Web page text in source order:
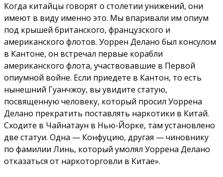
Когда китайцы говорят о столетии унижений, они
имеют в виду именно это. Мы впаривали им опиум
под крышей британского, французского и
американского флотов. Уоррен Делано был консулом
в Кантоне, он встречал первые корабли
американского флота, участвовавшие в Первой
опиумной войне. Если приедете в Кантон, то есть
нынешний Гуанчжоу, вы увидите статую,
посвященную человеку, который просил Уоррена
Делано прекратить поставлять наркотики в Китай.
Сходите в Чайнатаун в Нью-Йорке, там установлено
две статуи. Одна — Конфуцию, другая — чиновнику
по фамилии Линь, который умолял Уоррена Делано
отказаться от наркоторговли в Китае».